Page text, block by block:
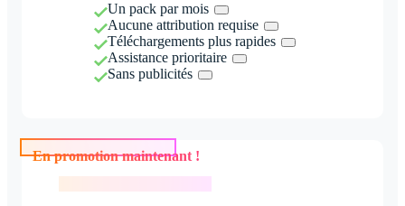
Un pack par mois
Aucune attribution requise
Téléchargements plus rapides
Assistance prioritaire
Sans publicités
En promotion maintenant !